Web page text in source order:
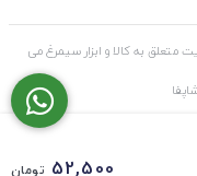
52,500 تومان
به کالا و ابزار سیمرغ می